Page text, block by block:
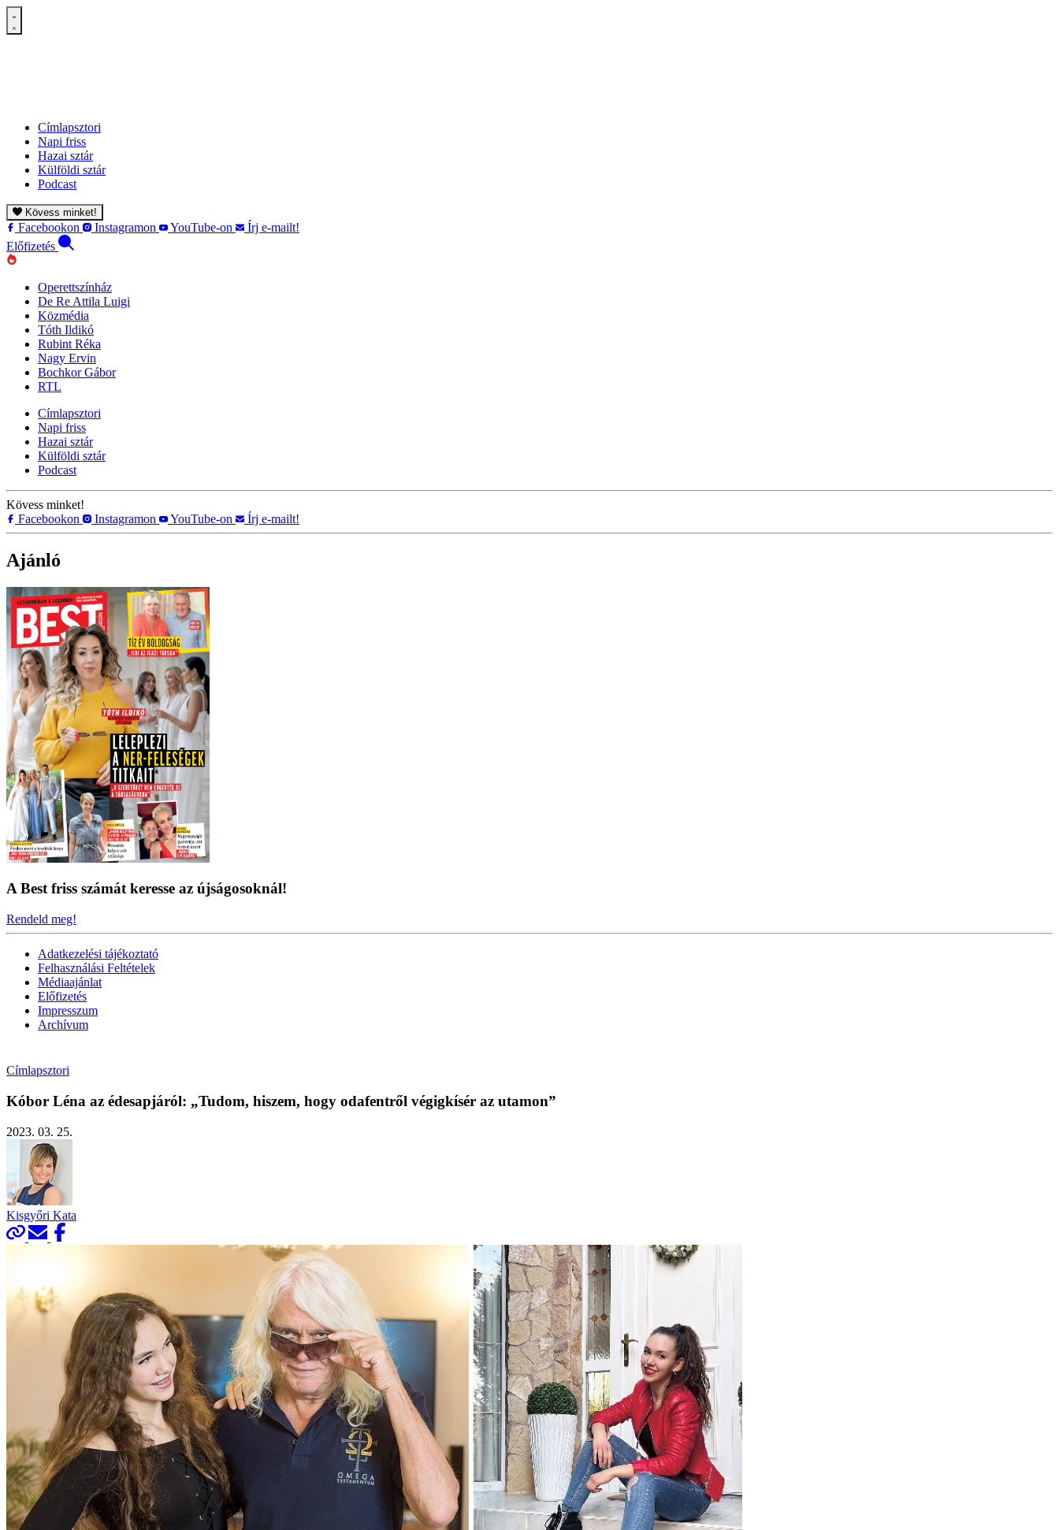
Címlapsztori
Napi friss
Hazai sztár
Külföldi sztár
Podcast
Kövess minket!
Facebookon Instagramon YouTube-on
Írj e-mailt!
Előfizetés
Operettszínház
De Re Attila Luigi
Közmédia
Tóth Ildikó
Rubint Réka
Nagy Ervin
Bochkor Gábor
RTL
Címlapsztori
Napi friss
Hazai sztár
Külföldi sztár
Podcast
Kövess minket!
Facebookon
Instagramon YouTube-on Írj e-mailt!
Ajánló
A Best friss számát keresse az újságosoknál!
Rendeld meg!
Adatkezelési tájékoztató
Felhasználási Feltételek
Médiaajánlat
Előfizetés
Impresszum
Archívum
Címlapsztori
Kóbor Léna az édesapjáról: „Tudom, hiszem, hogy odafentről végigkísér az utamon”
2023. 03. 25.
Kisgyőri Kata